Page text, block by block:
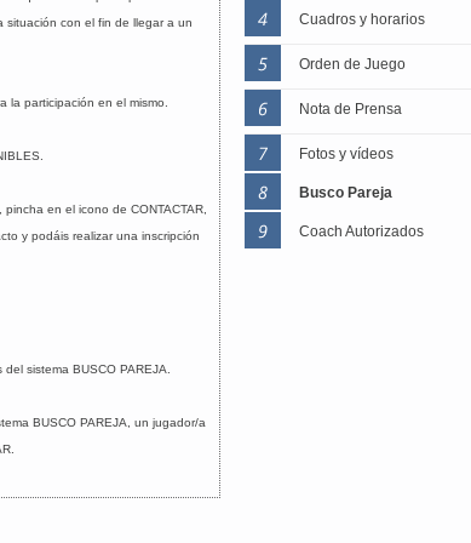
situación con el fin de llegar a un
la participación en el mismo.
en el icono de CONTACTAR,
y podáis realizar una inscripción
sistema BUSCO PAREJA.
BUSCO PAREJA, un jugador/a
Cuadros y horarios
Orden de Juego
Nota de Prensa
Fotos y vídeos
Busco Pareja
Coach Autorizados